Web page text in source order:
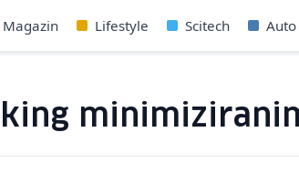
Magazin Lifestyle Scitech Auto